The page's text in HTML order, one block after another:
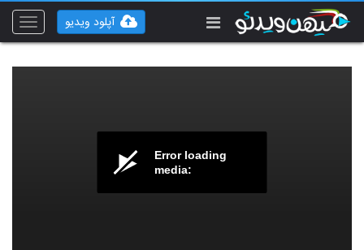
Toggle
آپلود ویدیو
Error loading
media: